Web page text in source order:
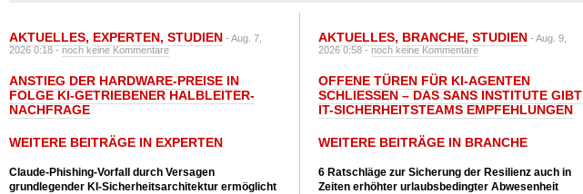
AKTUELLES, EXPERTEN, STUDIEN - Aug. 7,
2026 0:18 -noch keine Kommentare
ANSTIEG DER HARDWARE-PREISE IN
FOLGE KI-GETRIEBENER HALBLEITER-
NACHFRAGE
WEITERE BEITRÄGE IN EXPERTEN
Claude-Phishing-Vorfall durch Versagen
grundlegender KI-Sicherheitsarchitektur ermöglicht
AKTUELLES, BRANCHE, STUDIEN - Aug. 9,
2026 0:58 -noch keine Kommentare
OFFENE TÜREN FÜR KI-AGENTEN
SCHLIESSEN – DAS SANS INSTITUTE GIBT I
T-SICHERHEITSTEAMS EMPFEHLUNGEN
WEITERE BEITRÄGE IN BRANCHE
6 Ratschläge zur Sicherung der Resilienz auch in
Zeiten erhöhter urlaubsbedingter Abwesenheit